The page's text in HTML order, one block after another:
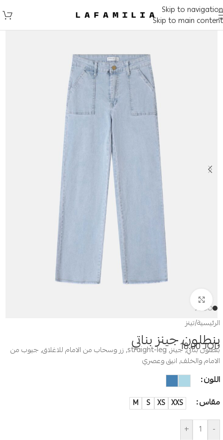
Skip to navigation
Skip to main content
الرئيسية/تينز
بنطلون جينز بناتي
18.00JOD
بنطلون بناتي, جينز, straight-leg, زر وسحاب من الامام للاغلاق, جيوب من
الامام والخلف, انيق وعصري
اللون
مقاس
XXS
XS
S
M
-
+